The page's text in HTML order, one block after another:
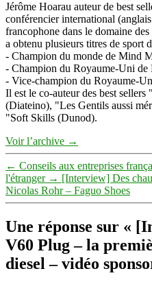
Jérôme Hoarau auteur de best
conférencier international
francophone dans le domaine
a obtenu plusieurs titres de sport
- Champion du monde de Mind
- Champion du Royaume-Uni
- Vice-champion du Royaume-
Il est le co-auteur des best
(Diateino), "Les Gentils aussi
"Soft Skills (Dunod).
Voir l’archive →
← Conseils aux entreprises
l'étranger → [Interview] Des
Nicolas Rohr – Faguo Shoes
Une réponse sur «
V60 Plug – la
diesel – vidéo